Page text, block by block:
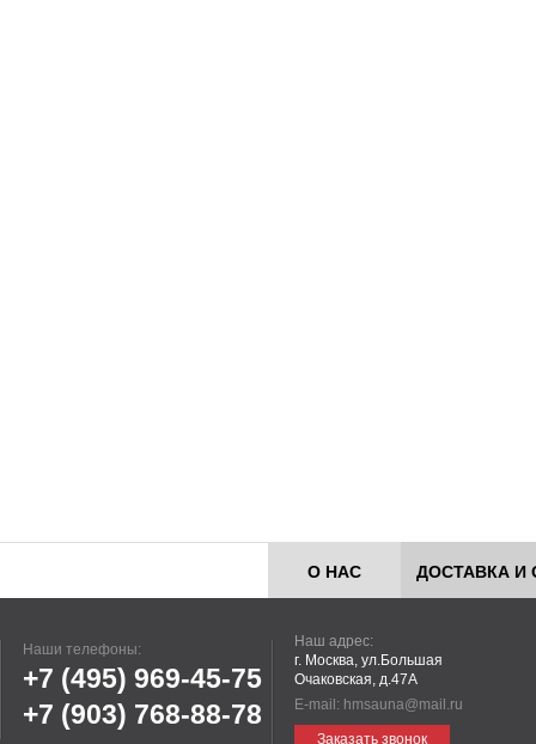
О НАС ДОСТАВКА И
Наши телефоны:
+7 (495) 969-45-75
+7 (903) 768-88-78
Наш адрес:
г. Москва, ул.Большая
Очаковская, д.47А
E-mail: hmsauna@mail.ru
Заказать звонок